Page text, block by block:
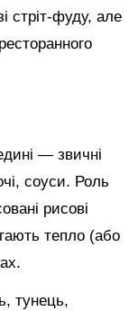
стріт-фуду, але
— звичні
соуси. Роль
рисові
тепло (або
тунець,